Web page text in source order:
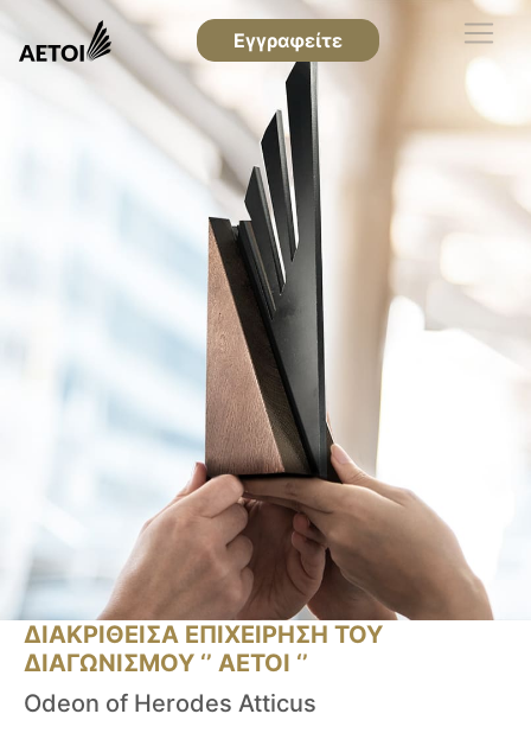
Εγγραφείτε
ΔΙΑΚΡΙΘΕΙΣΑ ΕΠΙΧΕΙΡΗΣΗ ΤΟΥ
ΔΙΑΓΩΝΙΣΜΟΥ ‘’ ΑΕΤΟΙ ‘’
Odeon of Herodes Atticus